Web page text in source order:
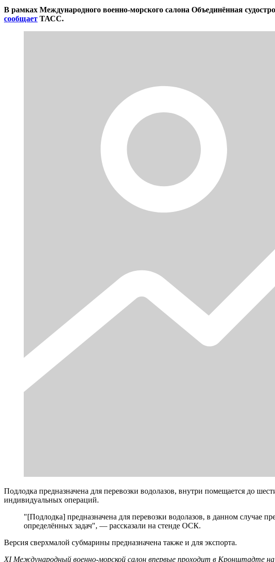
В рамках Международного военно-морского салона Объединённая
сообщает ТАСС.
Подлодка предназначена для перевозки водолазов, внутри помещается до
индивидуальных операций.
"[Подлодка] предназначена для перевозки водолазов, в данном случае
определённых задач", — рассказали на стенде ОСК.
Версия сверхмалой субмарины предназначена также и для экспорта.
XI Международный военно-морской салон впервые проходит в Кронштадте